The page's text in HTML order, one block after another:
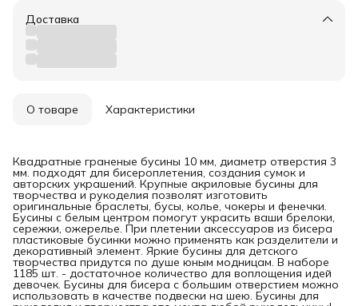
Доставка
О товаре Характеристики
Квадратные граненые бусины 10 мм, диаметр отверстия 3
мм. подходят для бисероплетения, создания сумок и
авторских украшений. Крупные акриловые бусины для
творчества и рукоделия позволят изготовить
оригинальные браслеты, бусы, колье, чокеры и фенечки.
Бусины с белым центром помогут украсить ваши брелоки,
сережки, ожерелье. При плетении аксессуаров из бисера
пластиковые бусинки можно применять как разделители и
декоративный элемент. Яркие бусины для детского
творчества придутся по душе юным модницам. В наборе
1185 шт. - достаточное количество для воплощения идей
девочек. Бусины для бисера с большим отверстием можно
использовать в качестве подвески на шею. Бусины для